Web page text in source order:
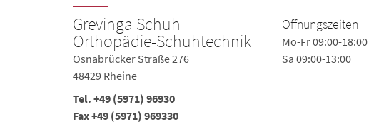
Grevinga Schuh
Orthopädie-Schuhtechnik
Osnabrücker Straße 276
48429 Rheine
Tel. +49 (5971) 96930
Fax +49 (5971) 969330
Öffnungszeiten
Mo-Fr 09:00-18:00
Sa 09:00-13:00